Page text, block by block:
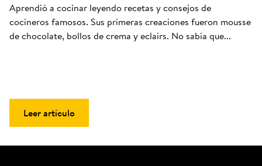
Aprendió a cocinar leyendo recetas y consejos de
cocineros famosos. Sus primeras creaciones fueron mousse
de chocolate, bollos de crema y eclairs. No sabía que...
Leer artículo